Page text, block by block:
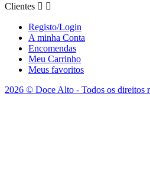
Clientes  
Registo/Login
A minha Conta
Encomendas
Meu Carrinho
Meus favoritos
2026 © Doce Alto - Todos os direitos